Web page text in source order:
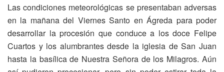
Las condiciones meteorológicas se presentaban adversas
en la mañana del Viernes Santo en Ágreda para poder
desarrollar la procesión que conduce a los doce Felipe
Cuartos y los alumbrantes desde la iglesia de San Juan
hasta la basílica de Nuestra Señora de los Milagros. Aún